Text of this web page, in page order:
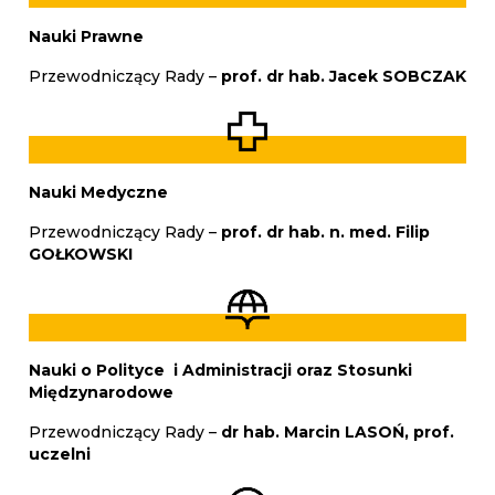
Nauki Prawne
Przewodniczący Rady – prof. dr hab. Jacek SOBCZAK
Nauki Medyczne
Przewodniczący Rady – prof. dr hab. n. med. Filip
GOŁKOWSKI
Nauki o Polityce i Administracji oraz Stosunki
Międzynarodowe
Przewodniczący Rady – dr hab. Marcin LASOŃ, prof.
uczelni